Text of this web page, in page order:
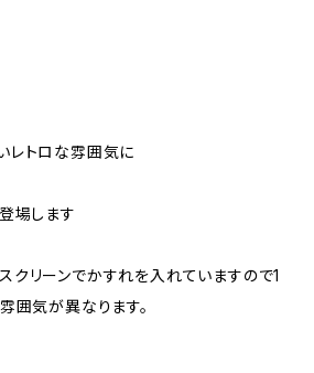
レトロな雰囲気に
場します
クリーンでかすれを入れていますので1
囲気が異なります。